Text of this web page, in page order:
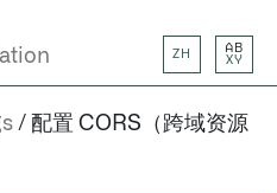
ZH
AB
XY
配置 CORS（跨域资源